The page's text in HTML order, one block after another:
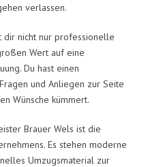
verlassen.
dir nicht nur professionelle
Wert auf eine
Du hast einen
und Anliegen zur Seite
Wünsche kümmert.
Brauer Wels ist die
Es stehen moderne
Umzugsmaterial zur